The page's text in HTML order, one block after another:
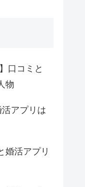
口コミと
物
活アプリは
婚活アプリ